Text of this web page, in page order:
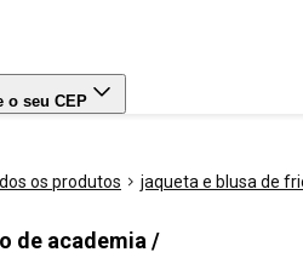
o seu CEP
os produtos jaqueta e blusa de
de academia /